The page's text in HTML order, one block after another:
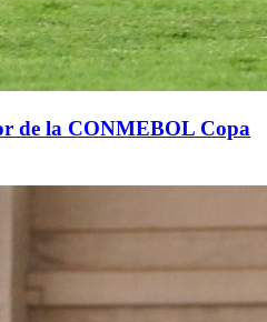
de la CONMEBOL Copa